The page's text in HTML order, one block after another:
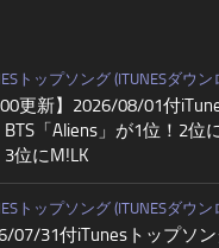
トップソング (ITUNESダウ
更新】2026/08/01付
BTS「Aliens」が1位！2位
3位にM!LK
トップソング (ITUNESダウ
07/31付iTunesトップソン